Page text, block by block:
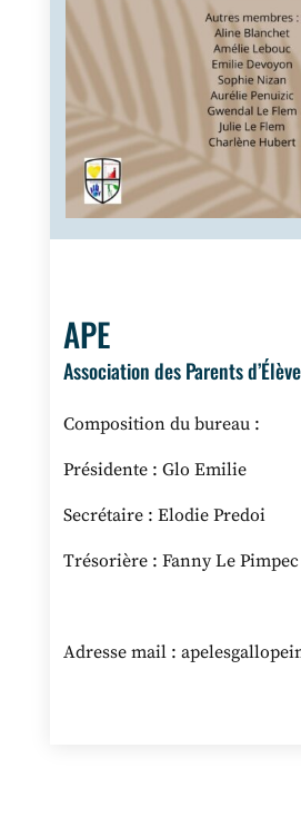
APE
Association des Parents
Composition du bureau :
Présidente : Glo Emilie
Secrétaire : Elodie Predoi
Trésorière : Fanny Le Pimpec
Adresse mail :